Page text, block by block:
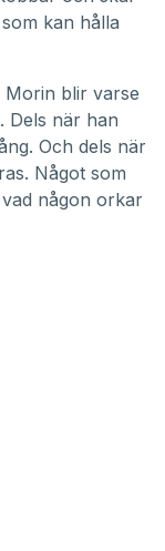
kan hålla
Morin blir varse
Dels när han
Och dels när
Något som
någon orkar